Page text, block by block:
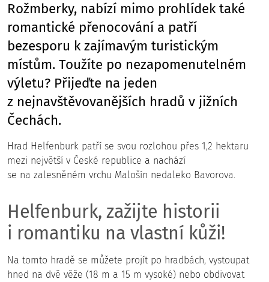
Rožmberky, nabízí mimo prohlídek také
romantické přenocování a patří
bezesporu k zajímavým turistickým
místům. Toužíte po nezapomenutelném
výletu? Přijeďte na jeden
z nejnavštěvovanějších hradů v jižních
Čechách.
Hrad Helfenburk patří se svou rozlohou přes 1,2 hektaru
mezi největší v České republice a nachází
se na zalesněném vrchu Malošín nedaleko Bavorova.
Helfenburk, zažijte historii
i romantiku na vlastní kůži!
Na tomto hradě se můžete projít po hradbách, vystoupat
hned na dvě věže (18 m a 15 m vysoké) nebo obdivovat